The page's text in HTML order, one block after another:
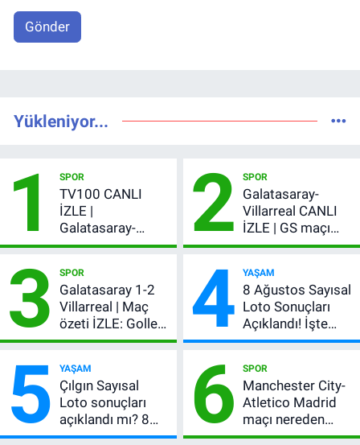
Gönder
Yükleniyor...
1 SPOR
TV100 CANLI
İZLE |
Galatasaray-
Villarreal maçı
şifresiz canlı yayın
2 SPOR
Galatasaray-
Villarreal CANLI
İZLE | GS maçı
hangi kanalda,
3 SPOR
Galatasaray 1-2
Villarreal | Maç
özeti İZLE: Goller
peş peşe geldi,
kırmızı kart gördü!
4 YAŞAM
8 Ağustos Sayısal
Loto Sonuçları
Açıklandı! İşte
Kazandıran 6
5 YAŞAM
Çılgın Sayısal
Loto sonuçları
açıklandı mı? 8
Ağustos 2026
6 SPOR
Manchester City-
Atletico Madrid
maçı nereden
izlenir?